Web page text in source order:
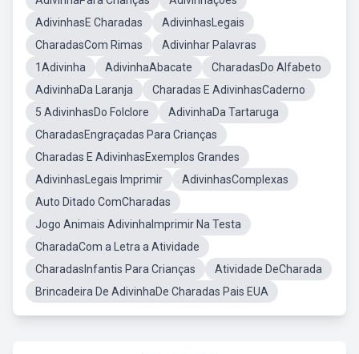
AdivinhasE Charadas
AdivinhasLegais
CharadasCom Rimas
Adivinhar Palavras
1Adivinha
AdivinhaAbacate
CharadasDo Alfabeto
AdivinhaDa Laranja
Charadas E AdivinhasCaderno
5 AdivinhasDo Folclore
AdivinhaDa Tartaruga
CharadasEngraçadas Para Crianças
Charadas E AdivinhasExemplos Grandes
AdivinhasLegais Imprimir
AdivinhasComplexas
Auto Ditado ComCharadas
Jogo Animais AdivinhaImprimir Na Testa
CharadaCom a Letra a Atividade
CharadasInfantis Para Crianças
Atividade DeCharada
Brincadeira De AdivinhaDe Charadas Pais EUA